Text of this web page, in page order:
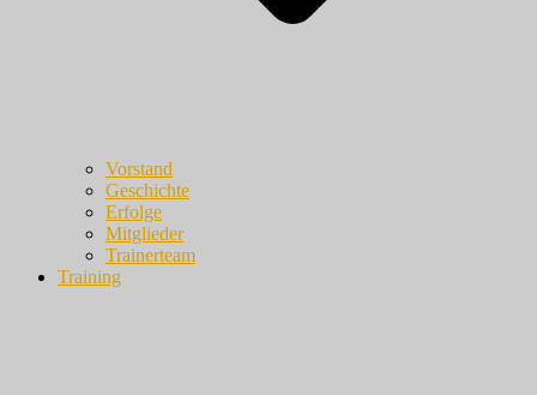
Vorstand
Geschichte
Erfolge
Mitglieder
Trainerteam
Training